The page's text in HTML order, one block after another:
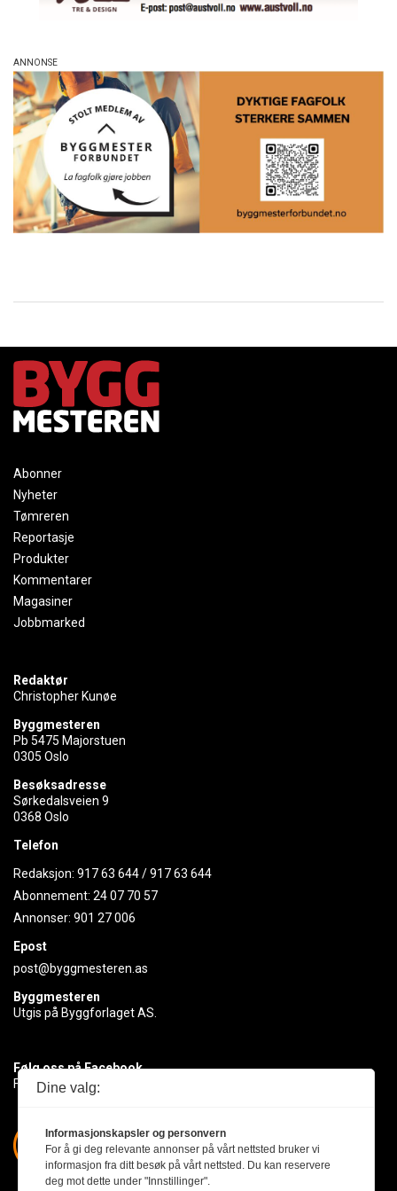
Abonner
Nyheter
Tømreren
Reportasje
Produkter
Kommentarer
Magasiner
Jobbmarked
Redaktør
Christopher Kunøe
Byggmesteren
Pb 5475 Majorstuen
0305 Oslo
Besøksadresse
Sørkedalsveien 9
0368 Oslo
Telefon
Redaksjon: 917 63 644/917 63 644
Abonnement: 24 07 70 57
Annonser: 901 27 006
Epost
post@byggmesteren.as
Byggmesteren
Utgis på Byggforlaget AS.
Følg oss på Facebook
Få med deg det siste innen byggebransjen
Dine valg:
Informasjonskapsler og personvern
For å gi deg relevante annonser på vårt nettsted bruker vi
informasjon fra ditt besøk på vårt nettsted. Du kan reservere
deg mot dette under "Innstillinger".